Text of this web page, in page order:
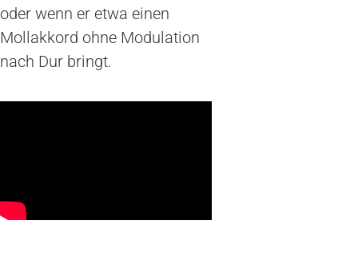
oder wenn er etwa einen
Mollakkord ohne Modulation
nach Dur bringt.